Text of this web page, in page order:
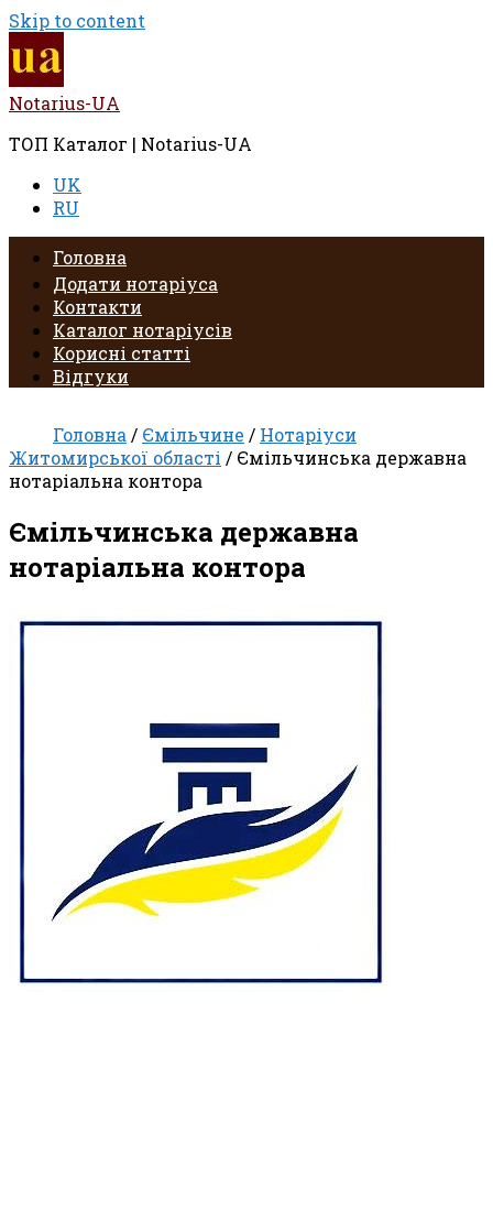
Skip to content
Notarius-UA
ТОП Каталог | Notarius-UA
UK
RU
Головна
Додати нотаріуса
Контакти
Каталог нотаріусів
Корисні статті
Відгуки
Головна / Ємільчине / Нотаріуси
Житомирської області / Ємільчинська державна
нотаріальна контора
Ємільчинська державна
нотаріальна контора